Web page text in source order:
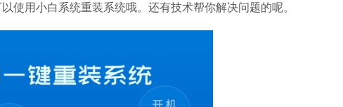
使用小白系统重装系统哦。还有技术帮你解决问题的呢。